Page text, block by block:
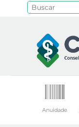
Anuidade